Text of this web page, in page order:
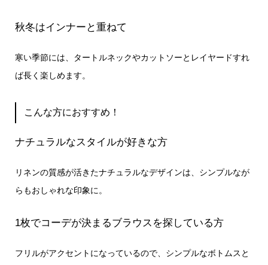
秋冬はインナーと重ねて
寒い季節には、タートルネックやカットソーとレイヤードすれ
ば長く楽しめます。
こんな方におすすめ！
ナチュラルなスタイルが好きな方
リネンの質感が活きたナチュラルなデザインは、シンプルなが
らもおしゃれな印象に。
1枚でコーデが決まるブラウスを探している方
フリルがアクセントになっているので、シンプルなボトムスと